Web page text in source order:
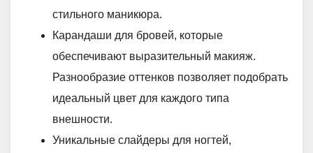
стильного маникюра.
Карандаши для бровей, которые
обеспечивают выразительный макияж.
Разнообразие оттенков позволяет подобрать
идеальный цвет для каждого типа
внешности.
Уникальные слайдеры для ногтей,